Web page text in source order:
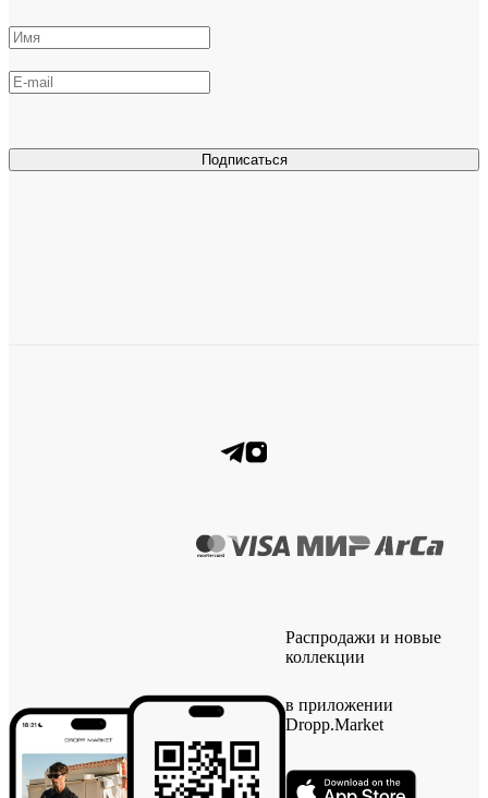
Подписаться
Распродажи и новые
коллекции
в приложении
Dropp.Market